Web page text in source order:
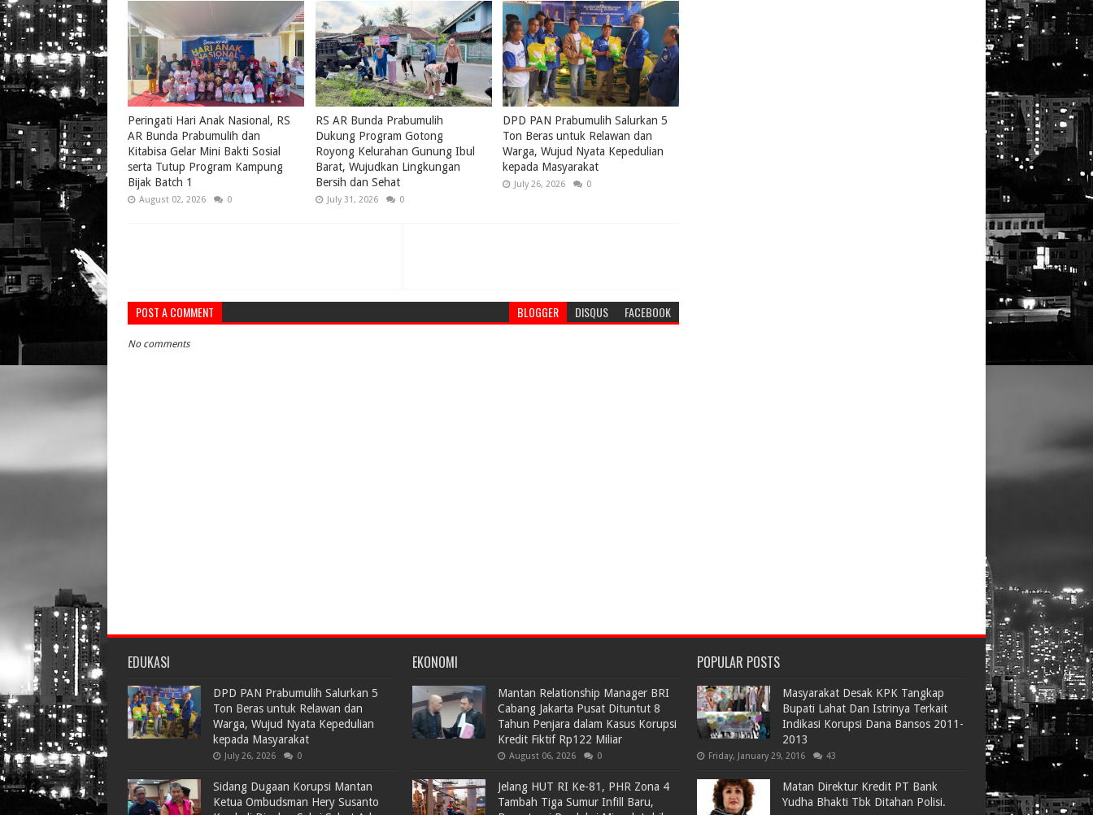
Peringati Hari Anak Nasional, RS
AR Bunda Prabumulih dan
Kitabisa Gelar Mini Bakti Sosial
serta Tutup Program Kampung
Bijak Batch 1
August 02, 2026 0
RS AR Bunda Prabumulih
Dukung Program Gotong
Royong Kelurahan Gunung Ibul
Barat, Wujudkan Lingkungan
Bersih dan Sehat
July 31, 2026 0
DPD PAN Prabumulih Salurkan 5
Ton Beras untuk Relawan dan
Warga, Wujud Nyata Kepedulian
kepada Masyarakat
July 26, 2026 0
POST A COMMENT BLOGGER DISQUS FACEBOOK
No comments
EDUKASI
DPD PAN Prabumulih Salurkan 5
Ton Beras untuk Relawan dan
Warga, Wujud Nyata Kepedulian
kepada Masyarakat
July 26, 2026 0
Sidang Dugaan Korupsi Mantan
Ketua Ombudsman Hery Susanto
EKONOMI
Mantan Relationship Manager BRI
Cabang Jakarta Pusat Dituntut 8
Tahun Penjara dalam Kasus Korupsi
Kredit Fiktif Rp122 Miliar
August 06, 2026 0
Jelang HUT RI Ke-81, PHR Zona 4
Tambah Tiga Sumur Infill Baru,
POPULAR POSTS
Masyarakat Desak KPK Tangkap
Bupati Lahat Dan Istrinya Terkait
Indikasi Korupsi Dana Bansos 2011-
2013
Friday, January 29, 2016 43
Matan Direktur Kredit PT Bank
Yudha Bhakti Tbk Ditahan Polisi.